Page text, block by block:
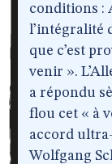
conditions :
l’intégralité
que c’est
venir ».
a répondu
flou cet « à
accord
Wolfgang